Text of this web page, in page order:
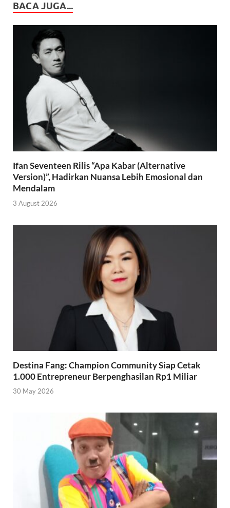
BACA JUGA...
Ifan Seventeen Rilis “Apa Kabar (Alternative
Version)”, Hadirkan Nuansa Lebih Emosional dan
Mendalam
3 August 2026
Destina Fang: Champion Community Siap Cetak
1.000 Entrepreneur Berpenghasilan Rp1 Miliar
30 May 2026